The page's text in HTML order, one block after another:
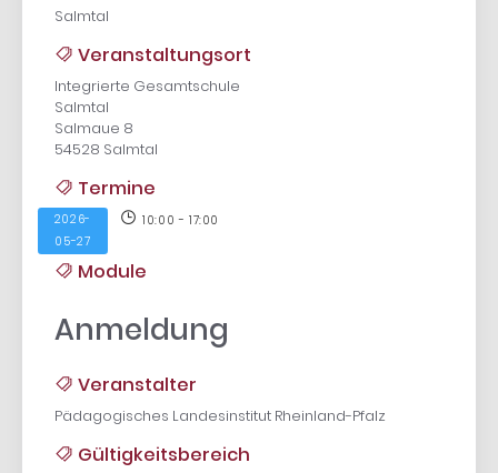
Salmtal
Veranstaltungsort
Integrierte Gesamtschule
Salmtal
Salmaue 8
54528 Salmtal
Termine
2026-
05-27
10:00 - 17:00
Module
Anmeldung
Veranstalter
Pädagogisches Landesinstitut Rheinland-Pfalz
Gültigkeitsbereich